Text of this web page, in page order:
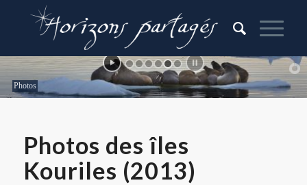
Photos des îles
Kouriles (2013)